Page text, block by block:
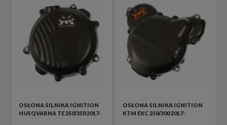
OSŁONA SILNIKA IGNITION
HUSQVARNA TE 250/350 2017-
OSŁONA SILNIKA IGNITION
KTM EXC 250/300 2017-